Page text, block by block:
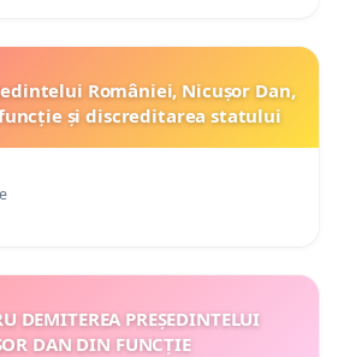
României, Nicușor Dan,
și discreditarea statului
DEMITEREA PREȘEDINTELUI
DAN DIN FUNCȚIE